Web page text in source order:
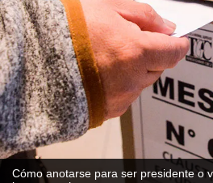
Cómo anotarse para ser presidente o